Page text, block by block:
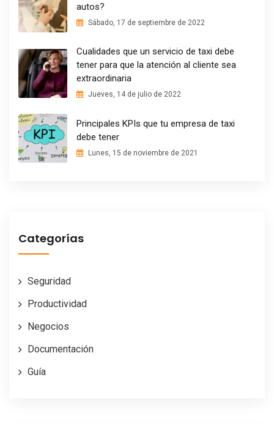
autos?
Sábado, 17 de septiembre de 2022
Cualidades que un servicio de taxi debe
tener para que la atención al cliente sea
extraordinaria
Jueves, 14 de julio de 2022
Principales KPIs que tu empresa de taxi
debe tener
Lunes, 15 de noviembre de 2021
Categorías
Seguridad
Productividad
Negocios
Documentación
Guía